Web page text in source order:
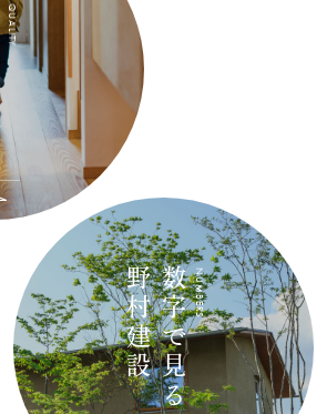
QUALITY
数字で見る
野村建設 NUMBERS